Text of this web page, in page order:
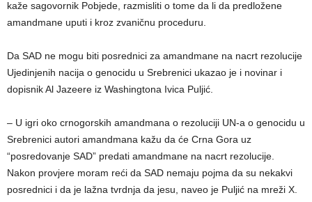
kaže sagovornik Pobjede, razmisliti o tome da li da predložene
amandmane uputi i kroz zvaničnu proceduru.
Da SAD ne mogu biti posrednici za amandmane na nacrt rezolucije
Ujedinjenih nacija o genocidu u Srebrenici ukazao je i novinar i
dopisnik Al Jazeere iz Washingtona Ivica Puljić.
– U igri oko crnogorskih amandmana o rezoluciji UN-a o genocidu u
Srebrenici autori amandmana kažu da će Crna Gora uz
“posredovanje SAD” predati amandmane na nacrt rezolucije.
Nakon provjere moram reći da SAD nemaju pojma da su nekakvi
posrednici i da je lažna tvrdnja da jesu, naveo je Puljić na mreži X.